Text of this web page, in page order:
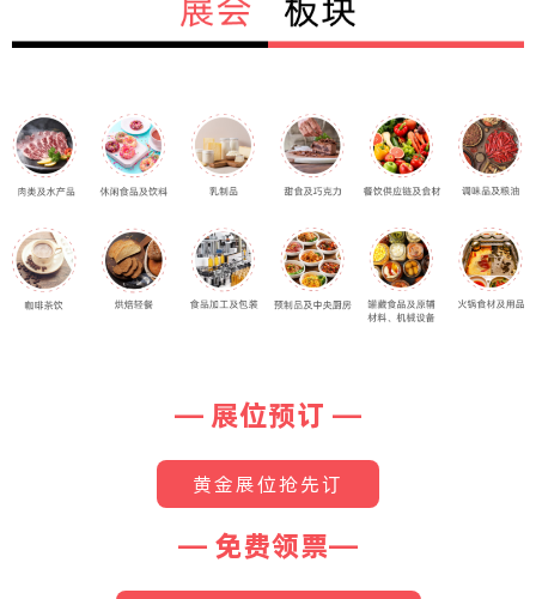
— 展位预订 —
黄金展位抢先订
— 免费领票—